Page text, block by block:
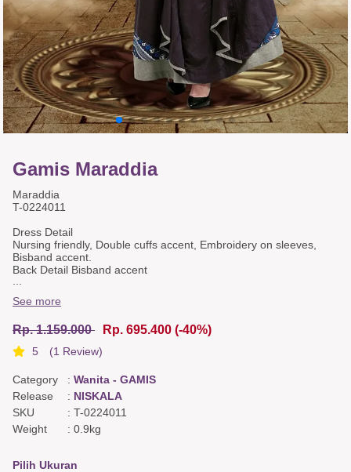
Gamis Maraddia
Maraddia
T-0224011
Dress Detail
Nursing friendly, Double cuffs accent, Embroidery on sleeves,
Bisband accent.
Back Detail Bisband accent
Color & Fabric
Violet rammie polycotton, Blue bohemian dobby linen, Cream
See more
Rp. 1.159.000 Rp. 695.400 (-40%)
5 (1 Review)
Category : Wanita - GAMIS
Release
: NISKALA
SKU
: T-0224011
Weight
: 0.9kg
Pilih Ukuran